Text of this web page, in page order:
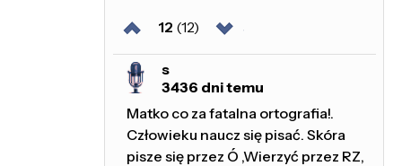
12 (12)
s
3436 dni temu
Matko co za fatalna ortografia!.
Człowieku naucz się pisać. Skóra
pisze się przez Ó ,Wierzyć przez RZ,